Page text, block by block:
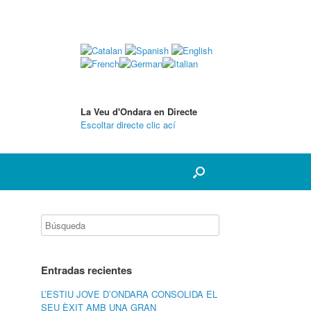
La Veu d'Ondara en Directe
Escoltar directe clic ací
Entradas recientes
L’ESTIU JOVE D’ONDARA CONSOLIDA EL
SEU ÈXIT AMB UNA GRAN